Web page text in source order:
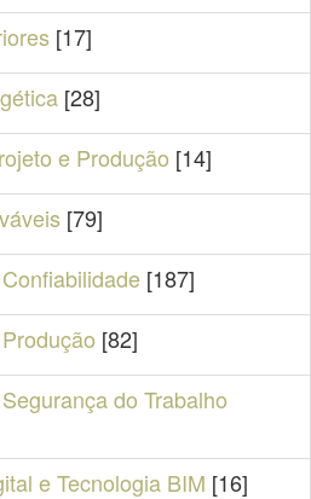
[17]
[28]
e Produção [14]
[79]
[187]
[82]
do Trabalho
e Tecnologia BIM [16]